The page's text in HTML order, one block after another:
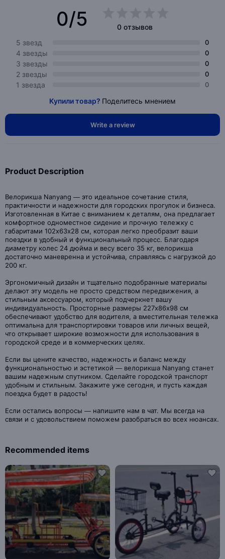
0/5
0 отзывов
5 звезд
0
4 звезды 0
3 звезды 0
2 звезды 0
1 звезда 0
Купили товар? Поделитесь мнением
Write a review
Product Description
Велорикша Nanyang — это идеальное сочетание стиля,
практичности и надежности для городских прогулок и бизнеса.
Изготовленная в Китае с вниманием к деталям, она предлагает
комфортное одноместное сидение и прочную тележку с
габаритами 102х63х28 см, которая легко преобразит ваши
поездки в удобный и функциональный процесс. Благодаря
диаметру колес 24 дюйма и весу всего 35 кг, велорикша
достаточно маневренна и устойчива, справляясь с нагрузкой до
200 кг.
Эргономичный дизайн и тщательно подобранные материалы
делают эту модель не просто средством передвижения, а
стильным аксессуаром, который подчеркнет вашу
индивидуальность. Просторные размеры 227х86х98 см
обеспечивают удобство для водителя, а вместительная тележка
оптимальна для транспортировки товаров или личных вещей,
что открывает широкие возможности для использования в
городской среде и в коммерческих целях.
Если вы цените качество, надежность и баланс между
функциональностью и эстетикой — велорикша Nanyang станет
вашим надежным спутником. Сделайте городской транспорт
удобным и стильным. Закажите уже сегодня, и пусть каждая
поездка будет в радость!
Если остались вопросы — напишите нам в чат. Мы всегда на
связи и с удовольствием поможем разобраться во всех нюансах.
Recommended items